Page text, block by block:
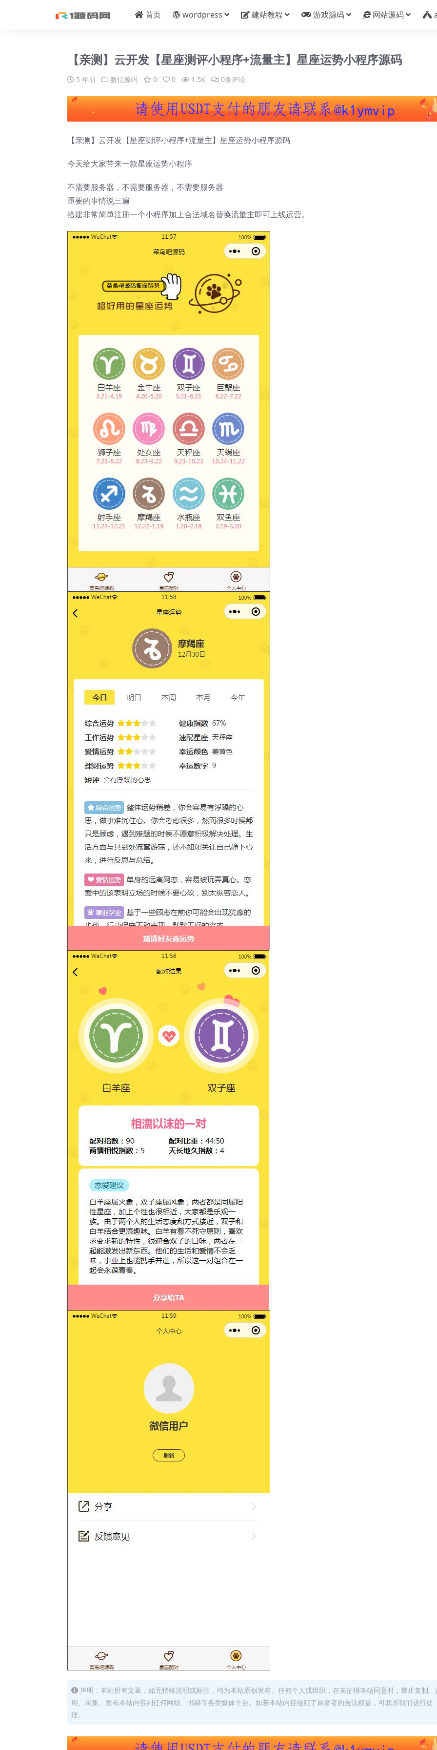
首页 wordpress 建站教程 游戏源码 网站源码
【亲测】云开发【星座测评小程序+流量主】星座运势小程序源码
5 年前 微信源码 0 0 1.5K 0条评论
【亲测】云开发【星座测评小程序+流量主】星座运势小程序源码
今天给大家带来一款星座运势小程序
不需要服务器，不需要服务器，不需要服务器
重要的事情说三遍
搭建非常简单注册一个小程序加上合法域名替换流量主即可上线运营。
声明：本站所有文章，如无特殊说明或标注，均为本站原创发布。任何个人或组织，在未征得本站同意时，禁止复制、
用、采集、发布本站内容到任何网站、书籍等各类媒体平台。如若本站内容侵犯了原著者的合法权益，可联系我们进行处
理。